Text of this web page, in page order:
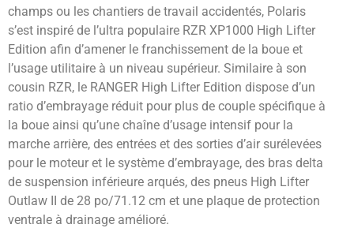
champs ou les chantiers de travail accidentés, Polaris
s’est inspiré de l’ultra populaire RZR XP1000 High Lifter
Edition afin d’amener le franchissement de la boue et
l’usage utilitaire à un niveau supérieur. Similaire à son
cousin RZR, le RANGER High Lifter Edition dispose d’un
ratio d’embrayage réduit pour plus de couple spécifique à
la boue ainsi qu’une chaîne d’usage intensif pour la
marche arrière, des entrées et des sorties d’air surélevées
pour le moteur et le système d’embrayage, des bras delta
de suspension inférieure arqués, des pneus High Lifter
Outlaw II de 28 po/71.12 cm et une plaque de protection
ventrale à drainage amélioré.